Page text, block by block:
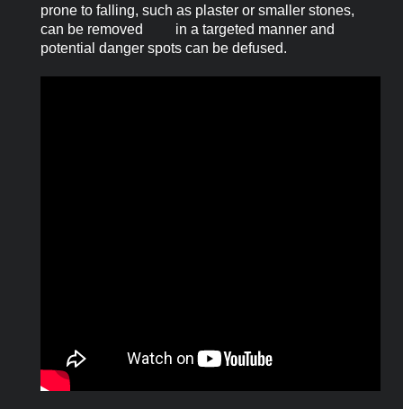
prone to falling, such as plaster or smaller stones,
can be removed in a targeted manner and
potential danger spots can be defused.